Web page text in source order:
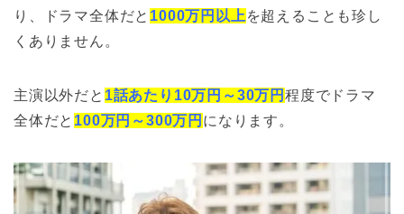
り、ドラマ全体だと 1000万円以上 を超えることも珍し
くありません。
主演以外だと 1話あたり10万円～30万円程度でドラマ
全体だと 100万円～300万円 になります。